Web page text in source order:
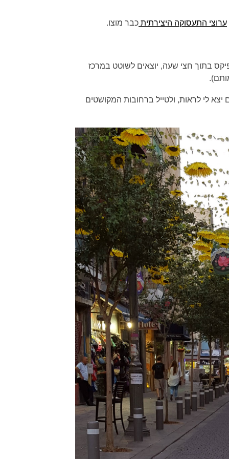
ערוצי התעסוקה היצירתית כבר מוצו.
בתוך חצי שעה, יוצאים לשוטט במרכז
לי לראות, ולטייל ברחובות המקושטים